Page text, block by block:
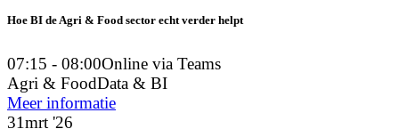
Hoe BI de Agri & Food sector echt verder helpt
07:15 - 08:00Online via Teams
Agri & FoodData & BI
Meer informatie
31mrt '26